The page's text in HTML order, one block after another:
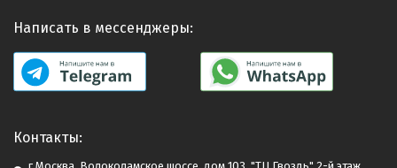
Написать в мессенджеры:
Контакты: